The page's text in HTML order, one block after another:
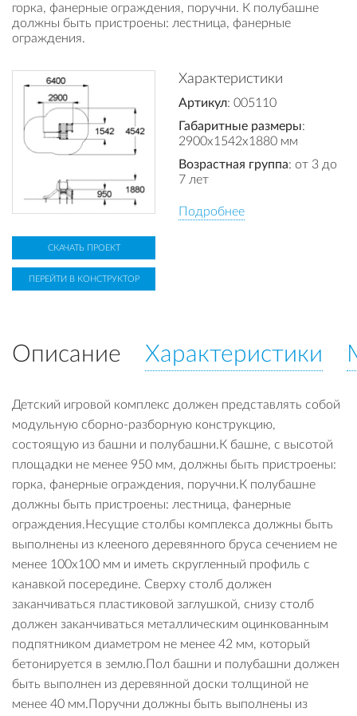
горка, фанерные ограждения, поручни. К полубашне
должны быть пристроены: лестница, фанерные
ограждения.
Характеристики
Артикул: 005110
Габаритные размеры:
2900x1542x1880 мм
Возрастная группа: от 3 до
7 лет
Подробнее
СКАЧАТЬ ПРОЕКТ
ПЕРЕЙТИ В КОНСТРУКТОР
Описание Характеристики
Детский игровой комплекс должен представлять собой
модульную сборно-разборную конструкцию,
состоящую из башни и полубашни.К башне, с высотой
площадки не менее 950 мм, должны быть пристроены:
горка, фанерные ограждения, поручни.К полубашне
должны быть пристроены: лестница, фанерные
ограждения.Несущие столбы комплекса должны быть
выполнены из клееного деревянного бруса сечением не
менее 100х100 мм и иметь скругленный профиль с
канавкой посередине. Сверху столб должен
заканчиваться пластиковой заглушкой, снизу столб
должен заканчиваться металлическим оцинкованным
подпятником диаметром не менее 42 мм, который
бетонируется в землю.Пол башни и полубашни должен
быть выполнен из деревянной доски толщиной не
менее 40 мм.Поручни должны быть выполнены из